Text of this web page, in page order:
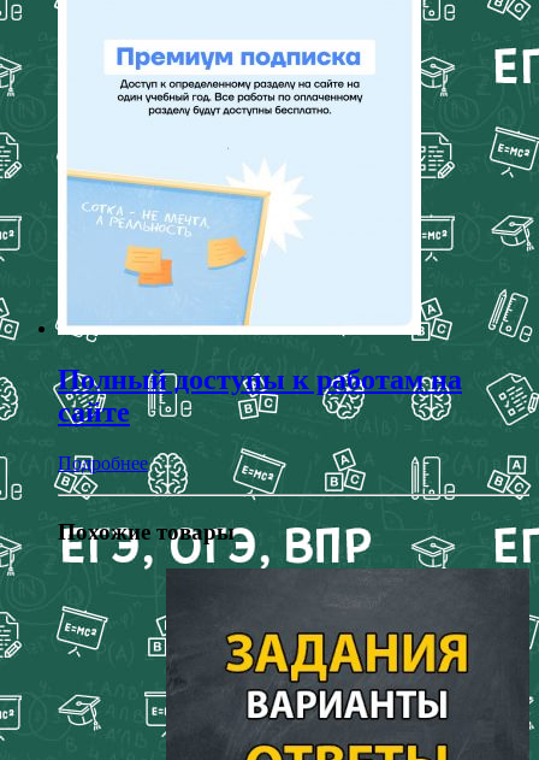
Полный доступы к работам на
сайте
Подробнее
Похожие товары